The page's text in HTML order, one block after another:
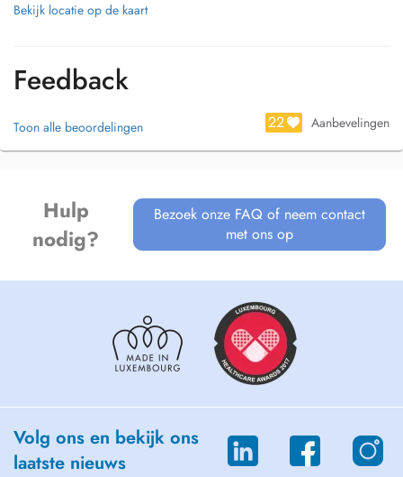
Bekijk locatie op de kaart
Feedback
Toon alle beoordelingen 22 Aanbevelingen
Hulp
nodig?
Bezoek onze FAQ of neem contact
met ons op
Volg ons en bekijk ons
laatste nieuws